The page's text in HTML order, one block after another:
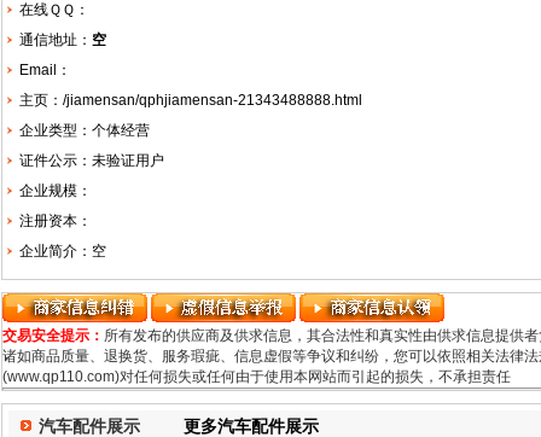
在线ＱＱ：
通信地址： 空
Email：
主页： /jiamensan/qphjiamensan-21343488888.html
企业类型：个体经营
证件公示：未验证用户
企业规模：
注册资本：
企业简介：空
交易安全提示： 所有发布的供应商及供求信息，其合法性和真实性由供求信息提供
诸如商品质量、退换货、服务瑕疵、信息虚假等争议和纠纷，您可以依照相关法律
(www.qp110.com)对任何损失或任何由于使用本网站而引起的损失，不承担责任
汽车配件展示 更多汽车配件展示